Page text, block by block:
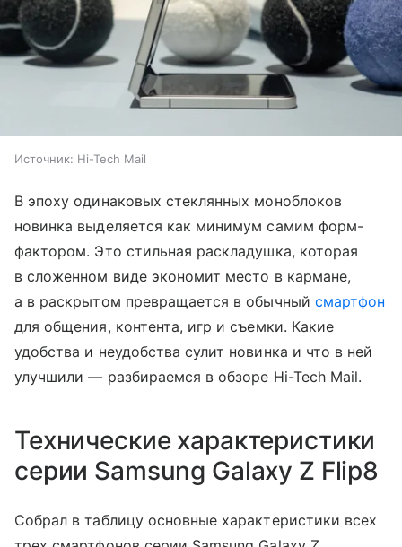
Источник: Hi-Tech Mail
В эпоху одинаковых стеклянных моноблоков
новинка выделяется как минимум самим форм-
фактором. Это стильная раскладушка, которая
в сложенном виде экономит место в кармане,
а в раскрытом превращается в обычный смартфон
для общения, контента, игр и съемки. Какие
удобства и неудобства сулит новинка и что в ней
улучшили — разбираемся в обзоре Hi-Tech Mail.
Технические характеристики
серии Samsung Galaxy Z Flip8
Собрал в таблицу основные характеристики всех